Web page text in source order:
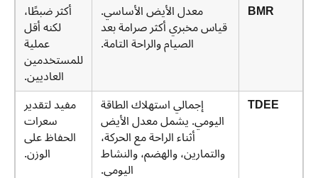
BMR معدل الأيض الأساسي.
قياس مخبري أكثر صرامة بعد
الصيام والراحة التامة.
أكثر ضبطًا،
لكنه أقل
عملية
للمستخدمين
العاديين.
TDEE
إجمالي استهلاك الطاقة
اليومي. يشمل معدل الأيض
أثناء الراحة مع الحركة،
والتمارين، والهضم، والنشاط
اليومي.
مفيد لتقدير
سعرات
الحفاظ على
الوزن.